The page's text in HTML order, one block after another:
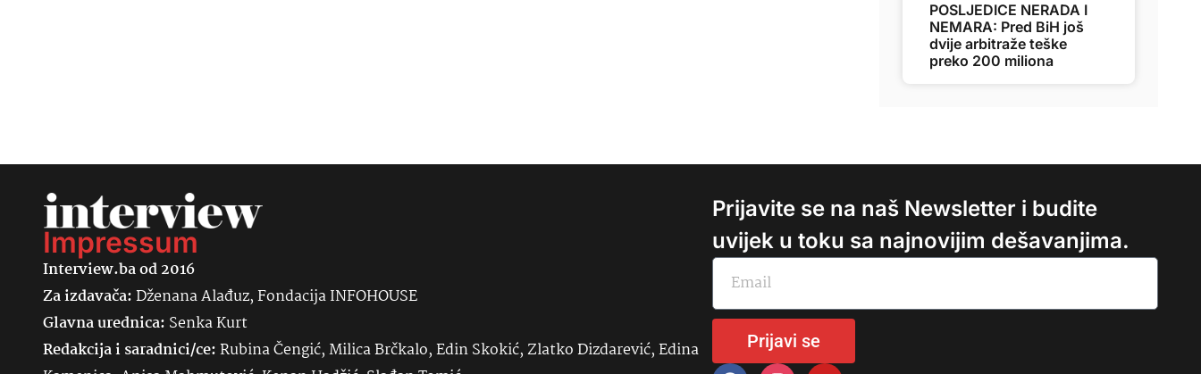
POSLJEDICE NERADA I
NEMARA: Pred BiH još
dvije arbitraže teške
preko 200 miliona
Impressum
Interview.ba od 2016
Za izdavača:Dženana Alađuz, Fondacija INFOHOUSE
Glavna urednica: SenkaKurt
Redakcija i saradnici/ce:Rubina Čengić, Milica Brčkalo, Edin Skokić, Zlatko Dizdarević, Edina
Prijavite se na naš Newsletter i budite
uvijek u toku sa najnovijim dešavanjima.
Prijavi se